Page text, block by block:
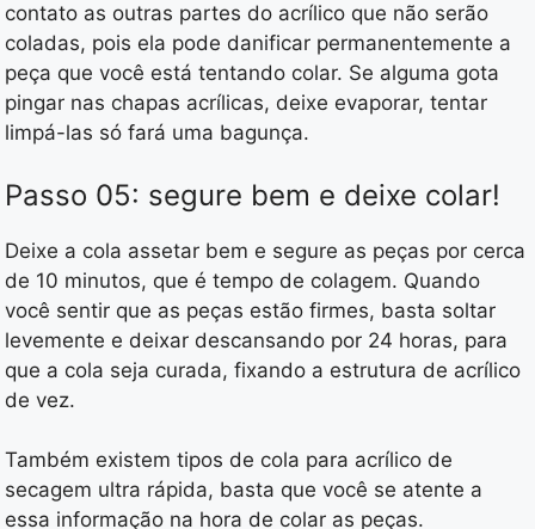
contato as outras partes do acrílico que não serão
coladas, pois ela pode danificar permanentemente a
peça que você está tentando colar. Se alguma gota
pingar nas chapas acrílicas, deixe evaporar, tentar
limpá-las só fará uma bagunça.
Passo 05: segure bem e deixe colar!
Deixe a cola assetar bem e segure as peças por cerca
de 10 minutos, que é tempo de colagem. Quando
você sentir que as peças estão firmes, basta soltar
levemente e deixar descansando por 24 horas, para
que a cola seja curada, fixando a estrutura de acrílico
de vez.
Também existem tipos de cola para acrílico de
secagem ultra rápida, basta que você se atente a
essa informação na hora de colar as peças.